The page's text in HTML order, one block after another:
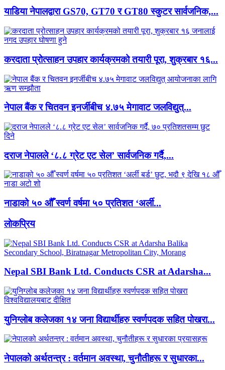
याडिया नेपालद्वारा GS70, GT70 र GT80 स्कुटर सार्वजनिक,...
करदाता प्रोत्साहन उपहार कार्यक्रमको तयारी पूरा, शुक्रबार १६...
नेपाल बैंक र चितवन इनर्जीबीच ४.७५ मेगावाट जलविद्युत्...
दराज नेपालले ‘८.८ ग्रेट एट सेल’ सार्वजनिक गर्दै,...
नाडाको ५० औँ स्वर्ण वर्षमा ५० प्रतिशत ‘अर्ली...
लाेकप्रिय
Nepal SBI Bank Ltd. Conducts CSR at Adarsha...
युनिग्लोब कलेजका १४ जना विद्यार्थीहरु स्वर्णपदक सहित पोखरा...
नेपालको अर्थतन्त्र : वर्तमान अवस्था, चुनौतीहरू र सुधारका...